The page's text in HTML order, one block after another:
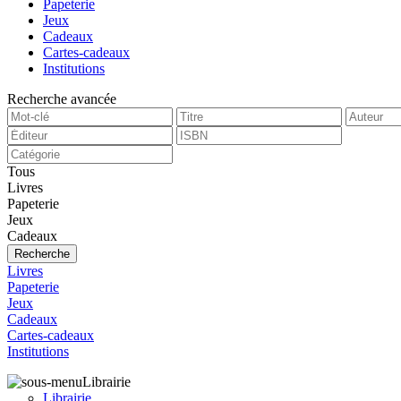
Papeterie
Jeux
Cadeaux
Cartes-cadeaux
Institutions
Recherche avancée
Tous
Livres
Papeterie
Jeux
Cadeaux
Recherche
Livres
Papeterie
Jeux
Cadeaux
Cartes-cadeaux
Institutions
Librairie
Librairie